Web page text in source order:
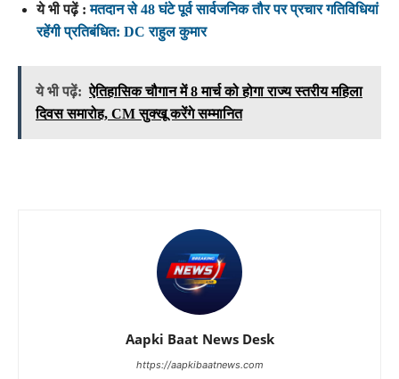
ये भी पढ़ें :मतदान से 48 घंटे पूर्व सार्वजनिक तौर पर प्रचार गतिविधियां
रहेंगी प्रतिबंधित: DC राहुल कुमार
ये भी पढ़ें: ऐतिहासिक चौगान में 8 मार्च को होगा राज्य स्तरीय महिला
दिवस समारोह, CM सुक्खू करेंगे सम्मानित
Aapki Baat News Desk
https://aapkibaatnews.com